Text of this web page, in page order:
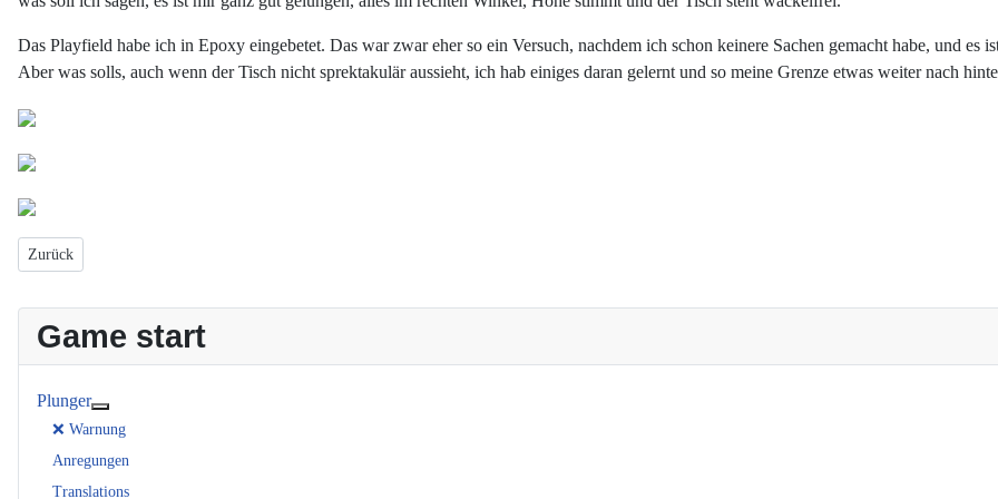
Das Playfield habe ich in Epoxy eingebetet. Das war zwar eher so ein Versuch, nachdem ich schon keinere Sachen gemacht habe, und es
Aber was solls, auch wenn der Tisch nicht sprektakulär aussieht, ich hab einiges daran gelernt und so meine Grenze etwas weiter nach
Vorheriger Beitrag: Getränkehalter
Zurück
Game start
Plunger
❌ Warnung
Anregungen
Translations